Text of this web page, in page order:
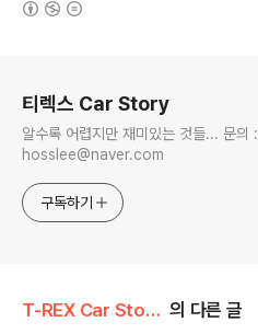
티렉스 Car Story
알수록 어렵지만 재미있는 것들... 문의 :
hosslee@naver.com
구독하기
T-REX Car Story/Car 분석 톡톡 의 다른 글